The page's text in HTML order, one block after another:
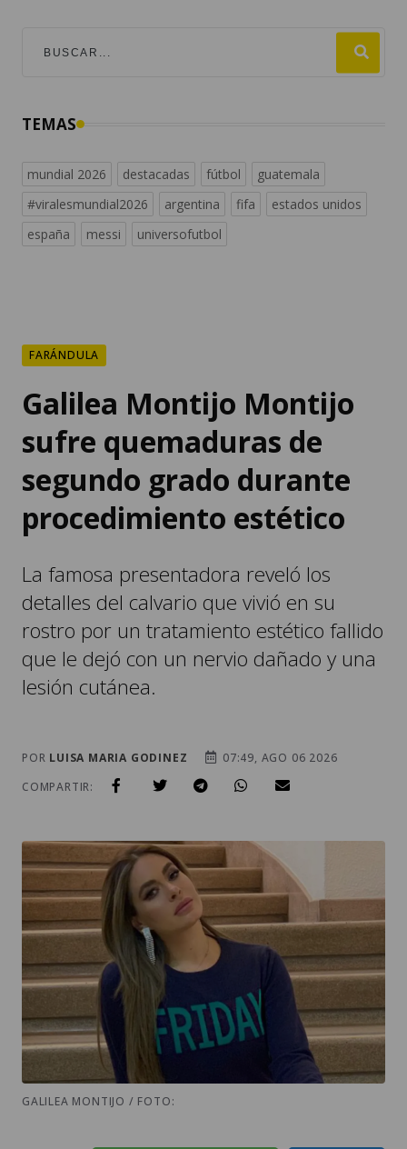
TEMAS
mundial 2026 destacadas fútbol
guatemala
#viralesmundial2026
argentina fifa
estados unidos
españa
messi universofutbol
FARÁNDULA
Galilea Montijo Montijo
sufre quemaduras de
segundo grado durante
procedimiento estético
La famosa presentadora reveló los
detalles del calvario que vivió en su
rostro por un tratamiento estético fallido
que le dejó con un nervio dañado y una
lesión cutánea.
POR LUISA MARIA GODINEZ
07:49, AGO 06 2026
COMPARTIR:
GALILEA MONTIJO / FOTO: